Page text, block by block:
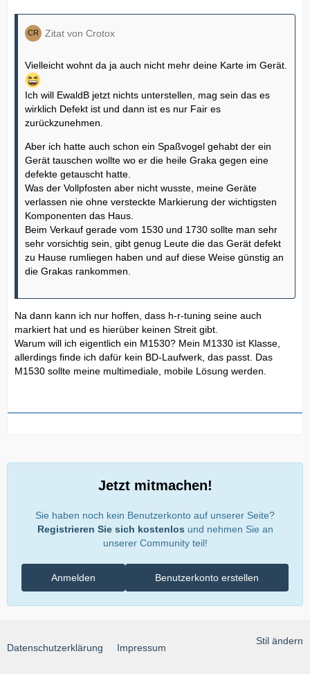
Zitat von Crotox
Vielleicht wohnt da ja auch nicht mehr deine Karte im Gerät.
Ich will EwaldB jetzt nichts unterstellen, mag sein das es
wirklich Defekt ist und dann ist es nur Fair es
zurückzunehmen.
Aber ich hatte auch schon ein Spaßvogel gehabt der ein
Gerät tauschen wollte wo er die heile Graka gegen eine
defekte getauscht hatte.
Was der Vollpfosten aber nicht wusste, meine Geräte
verlassen nie ohne versteckte Markierung der wichtigsten
Komponenten das Haus.
Beim Verkauf gerade vom 1530 und 1730 sollte man sehr
sehr vorsichtig sein, gibt genug Leute die das Gerät defekt
zu Hause rumliegen haben und auf diese Weise günstig an
die Grakas rankommen.
Na dann kann ich nur hoffen, dass h-r-tuning seine auch
markiert hat und es hierüber keinen Streit gibt.
Warum will ich eigentlich ein M1530? Mein M1330 ist Klasse,
allerdings finde ich dafür kein BD-Laufwerk, das passt. Das
M1530 sollte meine multimediale, mobile Lösung werden.
Jetzt mitmachen!
Sie haben noch kein Benutzerkonto auf unserer Seite?
Registrieren Sie sich kostenlos und nehmen Sie an
unserer Community teil!
Benutzerkonto erstellen
Anmelden
Stil ändern
Datenschutzerklärung Impressum